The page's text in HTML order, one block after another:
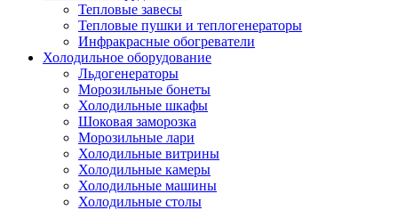
Тепловые завесы
Тепловые пушки и теплогенераторы
Инфракрасные обогреватели
Холодильное оборудование
Льдогенераторы
Морозильные бонеты
Холодильные шкафы
Шоковая заморозка
Морозильные лари
Холодильные витрины
Холодильные камеры
Холодильные машины
Холодильные столы